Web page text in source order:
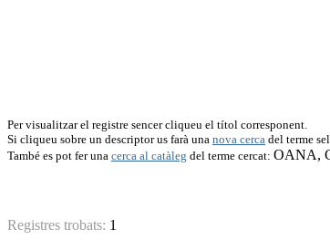
Per visualitzar el registre sencer cliqueu el títol corresponent.
Si cliqueu sobre un descriptor us farà una nova cerca del terme
També es pot fer una cerca al catàleg del terme cercat: OANA,
Registres trobats: 1